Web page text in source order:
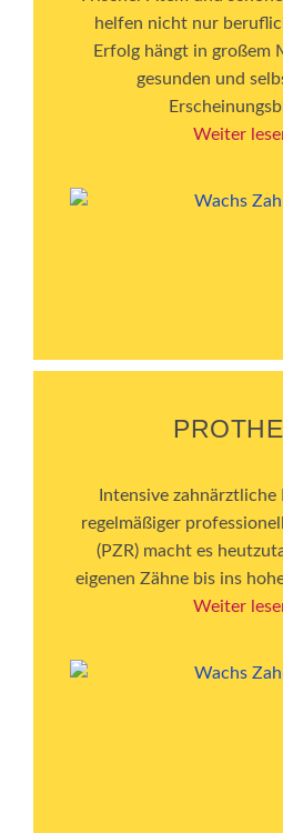
helfen nicht nur
Erfolg hängt in großem
gesunden und
Weiter
Intensive
regelmäßiger
(PZR) macht es
eigenen Zähne bis ins
Weiter